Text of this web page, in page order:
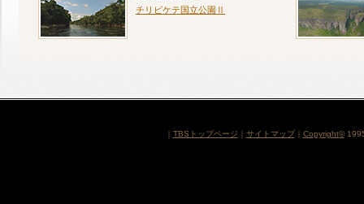
チリビケテ国立公園Ⅱ
TBSトップページ サイトマップ｜ Copyright©